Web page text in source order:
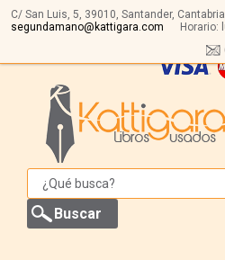
C/ San Luis, 5, 39010, Santander,
segundamano@kattigara.com
Horario: